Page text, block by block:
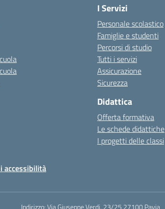
I Servizi
Personale scolastico
Famiglie e studenti
Percorsi di studio
Tutti i servizi
Assicurazione
Sicurezza
Didattica
Offerta formativa
Le schede didattiche
I progetti delle classi
accessibilità
Indirizzo:Via Giuseppe Verdi, 23/25 27100 Pavia